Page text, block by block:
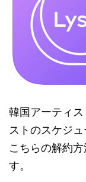
韓国アーティ
ストのスケジ
こちらの解約
す。